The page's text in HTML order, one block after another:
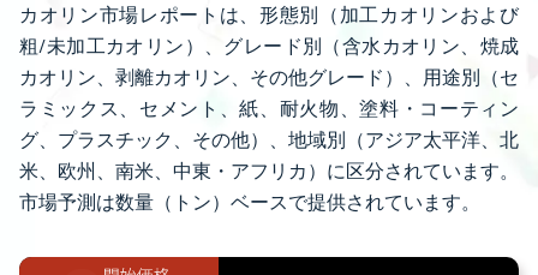
カオリン市場レポートは、形態別（加工カオリンおよび
粗/未加工カオリン）、グレード別（含水カオリン、焼成
カオリン、剥離カオリン、その他グレード）、用途別（セ
ラミックス、セメント、紙、耐火物、塗料・コーティン
グ、プラスチック、その他）、地域別（アジア太平洋、北
米、欧州、南米、中東・アフリカ）に区分されています。
市場予測は数量（トン）ベースで提供されています。